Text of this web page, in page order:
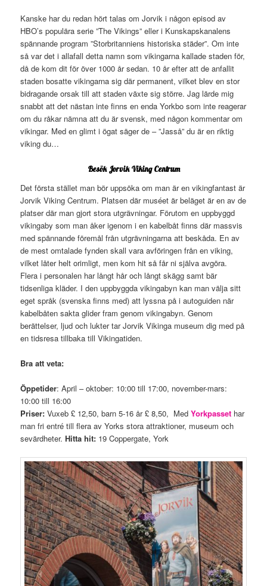
Kanske har du redan hört talas om Jorvik i någon episod av
HBO’s populära serie ”The Vikings” eller i Kunskapskanalens
spännande program ”Storbritanniens historiska städer”. Om inte
så var det i allafall detta namn som vikingarna kallade staden för,
då de kom dit för över 1000 år sedan. 10 år efter att de anfallit
staden bosatte vikingarna sig där permanent, vilket blev en stor
bidragande orsak till att staden växte sig större. Jag lärde mig
snabbt att det nästan inte finns en enda Yorkbo som inte reagerar
om du råkar nämna att du är svensk, med någon kommentar om
vikingar. Med en glimt i ögat säger de – ”Jasså” du är en riktig
viking du…
Besök Jorvik Viking Centrum
Det första stället man bör uppsöka om man är en vikingfantast är
Jorvik Viking Centrum. Platsen där muséet är beläget är en av de
platser där man gjort stora utgrävningar. Förutom en uppbyggd
vikingaby som man åker igenom i en kabelbåt finns där massvis
med spännande föremål från utgrävningarna att beskåda. En av
de mest omtalade fynden skall vara avföringen från en viking,
vilket låter helt orimligt, men kom hit så får ni själva avgöra.
Flera i personalen har långt hår och långt skägg samt bär
tidsenliga kläder. I den uppbyggda vikingabyn kan man välja sitt
eget språk (svenska finns med) att lyssna på i autoguiden när
kabelbåten sakta glider fram genom vikingabyn. Genom
berättelser, ljud och lukter tar Jorvik Vikinga museum dig med på
en tidsresa tillbaka till Vikingatiden.
Bra att veta:
Öppetider: April – oktober: 10:00 till 17:00, november-mars:
10:00 till 16:00
Priser: Vuxeb £ 12,50, barn 5-16 år £ 8,50, Med Yorkpasset har
man fri entré till flera av Yorks stora attraktioner, museum och
sevärdheter.Hitta hit: 19 Coppergate, York